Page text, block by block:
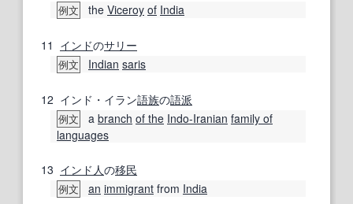
例文 the Viceroy of India
11 インドのサリー
例文 Indian saris
12 インド・イラン語族の語派
例文 a branch of the Indo-Iranian family of
languages
13 インド人の移民
例文 an immigrant from India